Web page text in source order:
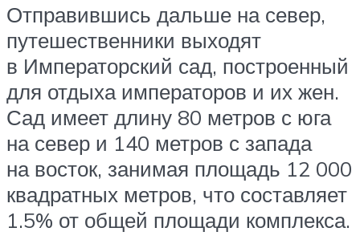
Отправившись дальше на север,
путешественники выходят
в Императорский сад, построенный
для отдыха императоров и их жен.
Сад имеет длину 80 метров с юга
на север и 140 метров с запада
на восток, занимая площадь 12 000
квадратных метров, что составляет
1.5% от общей площади комплекса.